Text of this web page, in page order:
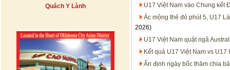
Quách Y Lành
U17 Việt Nam vào Chung kết
Ác mộng thẻ đỏ phút 5, U17
2026)
U17 Việt Nam quật ngã
Kết quả U17 Việt Nam vs
Ấn định ngày bốc thăm chia